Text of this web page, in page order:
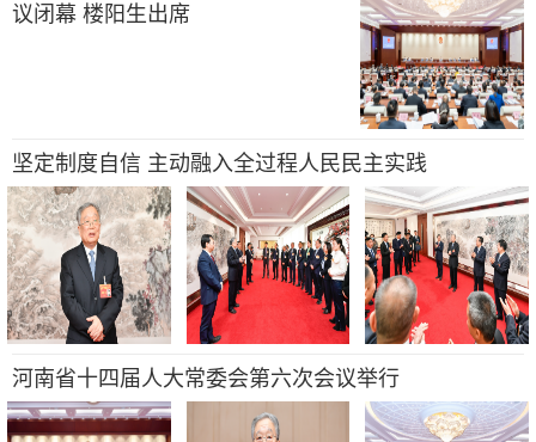
议闭幕 楼阳生出席
坚定制度自信 主动融入全过程人民民主实践
河南省十四届人大常委会第六次会议举行